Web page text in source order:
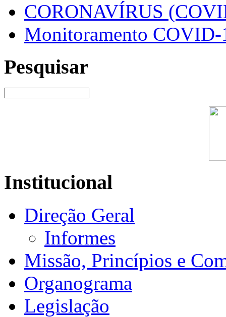
CORONAVÍRUS
Monitoramento COVID-
Pesquisar
Institucional
Direção Geral
Informes
Missão, Princípios e
Organograma
Legislação